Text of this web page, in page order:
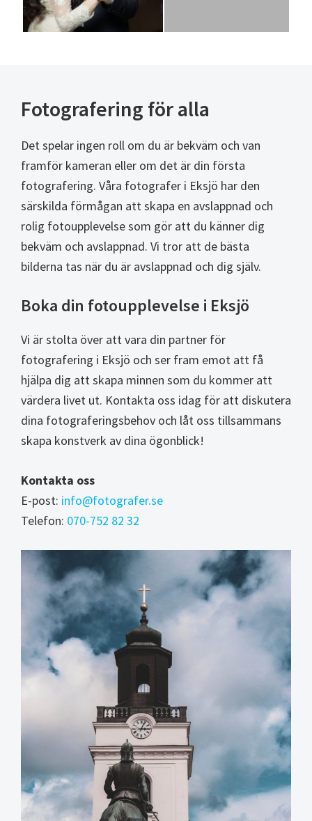
Fotografering för alla
Det spelar ingen roll om du är bekväm och van
framför kameran eller om det är din första
fotografering. Våra fotografer i Eksjö har den
särskilda förmågan att skapa en avslappnad och
rolig fotoupplevelse som gör att du känner dig
bekväm och avslappnad. Vi tror att de bästa
bilderna tas när du är avslappnad och dig själv.
Boka din fotoupplevelse i Eksjö
Vi är stolta över att vara din partner för
fotografering i Eksjö och ser fram emot att få
hjälpa dig att skapa minnen som du kommer att
värdera livet ut. Kontakta oss idag för att diskutera
dina fotograferingsbehov och låt oss tillsammans
skapa konstverk av dina ögonblick!
Kontakta oss
E-post: info@fotografer.se
Telefon: 070-752 82 32